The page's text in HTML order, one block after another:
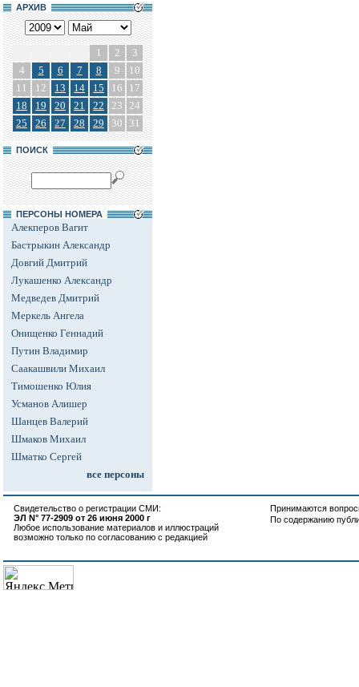
АРХИВ
1 2
3
4
5 6 7 8 9
10
11
12 13 14 15 16
17
18
19 20 21 22 23 24
25
26 27 28 29 30 31
ПОИСК
ПЕРСОНЫ НОМЕРА
Алекперов Вагит
Бастрыкин Александр
Довгий Дмитрий
Лукашенко Александр
Медведев Дмитрий
Меркель Ангела
Онищенко Геннадий
Путин Владимир
Саакашвили Михаил
Тимошенко Юлия
Усманов Алишер
Шанцев Валерий
Шмаков Михаил
Шматко Сергей
все персоны
Свидетельство о регистрации СМИ:
ЭЛ N° 77-2909 от 26 июня 2000 г
Любое использование материалов и иллюстраций
возможно только по согласованию с редакцией
Принимаются
По содержанию